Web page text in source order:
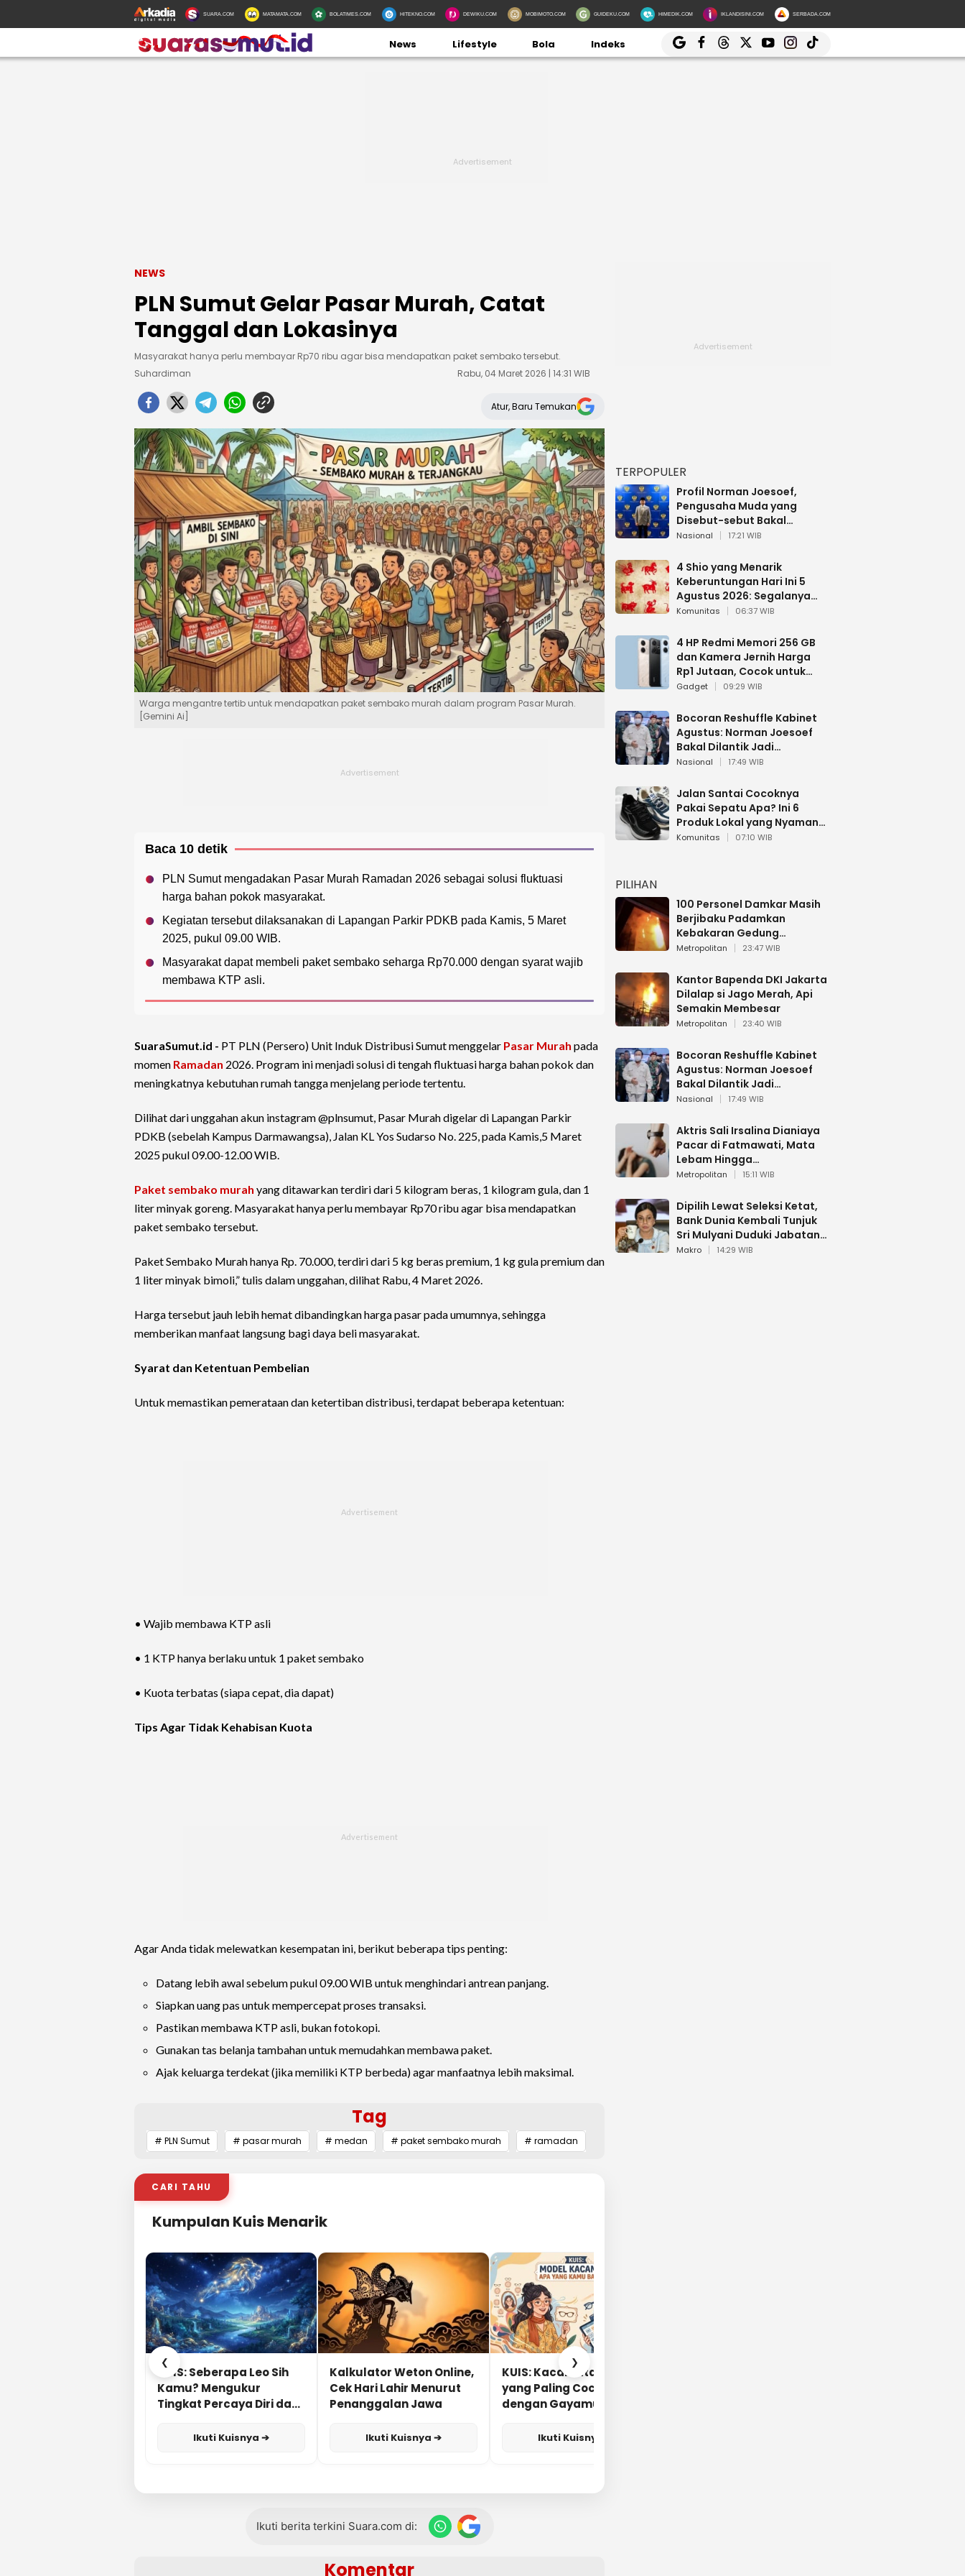
SUARA.COM MATAMATA.COM BOLATIMES.COM HITEKNO.COM DEWIKU.COM MOBIMOTO.COM GUIDEKU.COM HIMEDIK.COM IKLANDISINI.COM SERBADA.COM
News Lifestyle Bola Indeks
NEWS
PLN Sumut Gelar Pasar Murah, Catat
Tanggal dan Lokasinya
Masyarakat hanya perlu membayar Rp70 ribu agar bisa mendapatkan paket sembako tersebut.
Suhardiman
Rabu, 04 Maret 2026 | 14:31 WIB
Atur, Baru Temukan
Warga mengantre tertib untuk mendapatkan paket sembako murah dalam program Pasar Murah.
[Gemini Ai]
Baca 10 detik
PLN Sumut mengadakan Pasar Murah Ramadan 2026 sebagai solusi fluktuasi
harga bahan pokok masyarakat.
Kegiatan tersebut dilaksanakan di Lapangan Parkir PDKB pada Kamis, 5 Maret
2025, pukul 09.00 WIB.
Masyarakat dapat membeli paket sembako seharga Rp70.000 dengan syarat wajib
membawa KTP asli.
SuaraSumut.id - PT PLN (Persero) Unit Induk Distribusi Sumut menggelar Pasar Murah pada
momen Ramadan 2026. Program ini menjadi solusi di tengah fluktuasi harga bahan pokok dan
meningkatnya kebutuhan rumah tangga menjelang periode tertentu.
Dilihat dari unggahan akun instagram @plnsumut, Pasar Murah digelar di Lapangan Parkir
PDKB (sebelah Kampus Darmawangsa), Jalan KL Yos Sudarso No. 225, pada Kamis,5 Maret
2025 pukul 09.00-12.00 WIB.
Paket sembako murah yang ditawarkan terdiri dari 5 kilogram beras, 1 kilogram gula, dan 1
liter minyak goreng. Masyarakat hanya perlu membayar Rp70 ribu agar bisa mendapatkan
paket sembako tersebut.
Paket Sembako Murah hanya Rp. 70.000, terdiri dari 5 kg beras premium, 1 kg gula premium dan
1 liter minyak bimoli,” tulis dalam unggahan, dilihat Rabu, 4 Maret 2026.
Harga tersebut jauh lebih hemat dibandingkan harga pasar pada umumnya, sehingga
memberikan manfaat langsung bagi daya beli masyarakat.
Syarat dan Ketentuan Pembelian
Untuk memastikan pemerataan dan ketertiban distribusi, terdapat beberapa ketentuan:
• Wajib membawa KTP asli
• 1 KTP hanya berlaku untuk 1 paket sembako
• Kuota terbatas (siapa cepat, dia dapat)
Tips Agar Tidak Kehabisan Kuota
Agar Anda tidak melewatkan kesempatan ini, berikut beberapa tips penting:
Datang lebih awal sebelum pukul 09.00 WIB untuk menghindari antrean panjang.
Siapkan uang pas untuk mempercepat proses transaksi.
Pastikan membawa KTP asli, bukan fotokopi.
Gunakan tas belanja tambahan untuk memudahkan membawa paket.
Ajak keluarga terdekat (jika memiliki KTP berbeda) agar manfaatnya lebih maksimal.
Tag
# PLN Sumut # pasar murah # medan # paket sembako murah # ramadan
CARI TAHU
Kumpulan Kuis Menarik
❮
KUIS: Seberapa Leo Sih
Kamu? Mengukur
Tingkat Percaya Diri dan
Ikuti Kuisnya ➔
Kalkulator Weton Online,
Cek Hari Lahir Menurut
Penanggalan Jawa
Ikuti Kuisnya ➔
KUIS: Kacamata Apa
yang Paling Cocok
dengan Gayamu?
Ikuti Kuisnya ➔
❯
Ikuti berita terkini Suara.com di:
Komentar
TERPOPULER
Profil Norman Joesoef,
Pengusaha Muda yang
Disebut-sebut Bakal
Dilantik Jadi Wamenhan RI
Nasional 17:21 WIB
4 Shio yang Menarik
Keberuntungan Hari Ini 5
Agustus 2026: Segalanya
Berjalan Lancar
Komunitas 06:37 WIB
4 HP Redmi Memori 256 GB
dan Kamera Jernih Harga
Rp1 Jutaan, Cocok untuk
Multitasking
Gadget 09:29 WIB
Bocoran Reshuffle Kabinet
Agustus: Norman Joesoef
Bakal Dilantik Jadi
Wamenhan RI
Nasional 17:49 WIB
Jalan Santai Cocoknya
Pakai Sepatu Apa? Ini 6
Produk Lokal yang Nyaman
Buat 17 Agustusan
Komunitas 07:10 WIB
PILIHAN
100 Personel Damkar Masih
Berjibaku Padamkan
Kebakaran Gedung
Bapenda DKI
Metropolitan 23:47 WIB
Kantor Bapenda DKI Jakarta
Dilalap si Jago Merah, Api
Semakin Membesar
Metropolitan 23:40 WIB
Bocoran Reshuffle Kabinet
Agustus: Norman Joesoef
Bakal Dilantik Jadi
Wamenhan RI
Nasional 17:49 WIB
Aktris Sali Irsalina Dianiaya
Pacar di Fatmawati, Mata
Lebam Hingga
Diselamatkan Polantas
Metropolitan 15:11 WIB
Dipilih Lewat Seleksi Ketat,
Bank Dunia Kembali Tunjuk
Sri Mulyani Duduki Jabatan
Strategis
Makro 14:29 WIB